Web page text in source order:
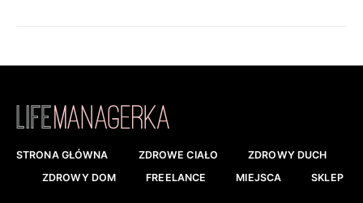
STRONA GŁÓWNA ZDROWE CIAŁO
ZDROWY DUCH
ZDROWY DOM
FREELANCE MIEJSCA SKLEP